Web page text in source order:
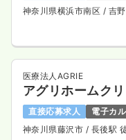
神奈川県横浜市南区 / 吉
医療法人AGRIE
アグリホームク
直接応募求人
電子カ
神奈川県藤沢市 / 長後駅